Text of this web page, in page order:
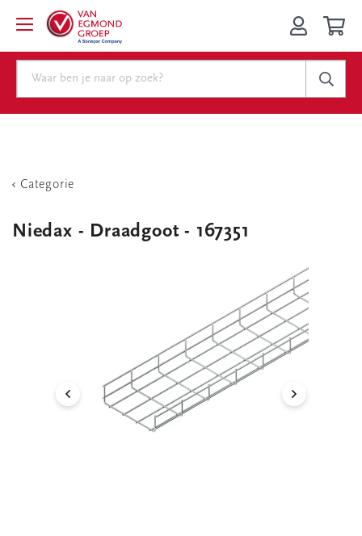
Categorie
Niedax - Draadgoot - 167351